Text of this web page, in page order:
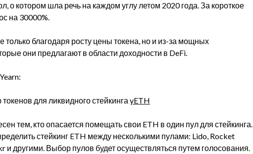
о котором шла речь на каждом углу летом 2020 года. За короткое
на 30000%.
только благодаря росту цены токена, но и из-за мощных
они предлагают в области доходности в DeFi.
для ликвидного стейкинга yETH
тем, кто опасается помещать свои ETH в один пул для стейкинга.
стейкинг ETH между несколькими пулами: Lido, Rocket
и другими. Выбор пулов будет осуществляться путем голосования.